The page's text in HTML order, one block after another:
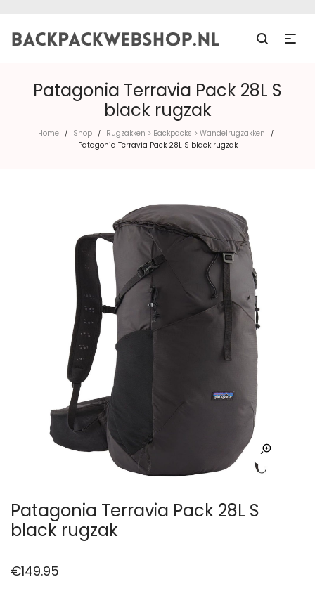
Patagonia Terravia Pack 28L S
black rugzak
Home / Shop / Rugzakken > Backpacks > Wandelrugzakken /
Patagonia Terravia Pack 28L S black rugzak
Patagonia Terravia Pack 28L S
black rugzak
€149.95